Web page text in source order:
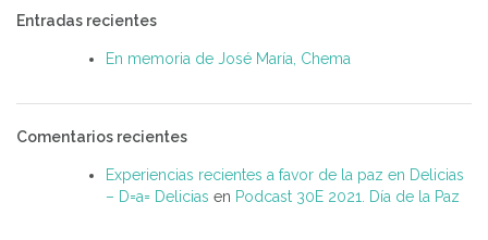
Entradas recientes
En memoria de José María, Chema
Comentarios recientes
Experiencias recientes a favor de la paz en Delicias
– D=a= Delicias en Podcast 30E 2021. Día de la Paz